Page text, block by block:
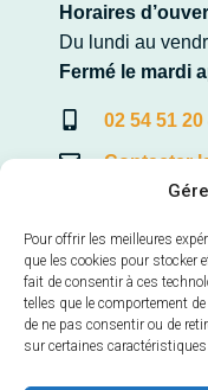
Pour offrir les meilleures
que les cookies pour stocker
fait de consentir à ces
telles que le comportement
de ne pas consentir ou de
sur certaines
Horaires
Du lundi au
Fermé le mardi
02 54 51 20
Contacter
Mairie annexe
22, Avenue de la
41150 Veuzain-